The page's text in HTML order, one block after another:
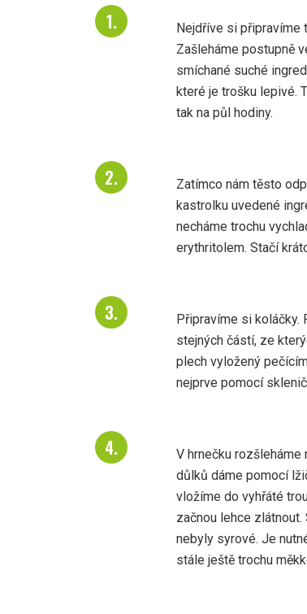
Nejdříve si
Zašleháme postupně
smíchané suché
které je trošku lepivé.
tak na půl hodiny.
Zatímco nám těsto
kastrolku uvedené
necháme trochu
erythritolem. Stačí
Připravíme si koláčky.
stejných částí, ze
plech vyložený
nejprve pomocí
V hrnečku
důlků dáme pomocí
vložíme do vyhřáté
začnou lehce
nebyly syrové. Je
stále ještě trochu